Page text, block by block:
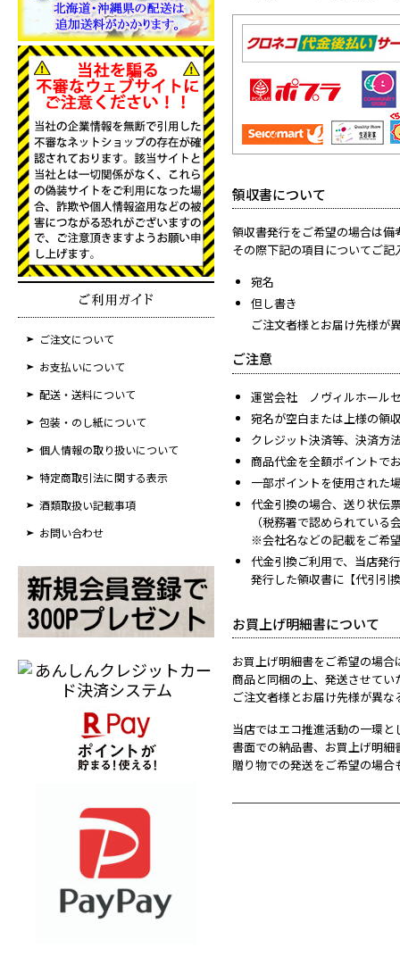
領収書について
領収書発行をご希望の場合は備
その際下記の項目についてご記
宛名
但し書き
ご注文者様とお届け先様が
ご注意
運営会社 ノヴィルホール
宛名が空白または上様の領
クレジット決済等、決済方
商品代金を全額ポイントで
一部ポイントを使用された
代金引換の場合、送り状伝
（税務署で認められてい
※会社名などの記載をご希
代金引換ご利用で、当店発
発行した領収書に【代引引
お買上げ明細書について
お買上げ明細書をご希望の場合
商品と同梱の上、発送させてい
ご注文者様とお届け先様が異
当店ではエコ推進活動の一環
書面での納品書、お買上げ明
贈り物での発送をご希望の場
ご注文について
お支払いについて
配送・送料について
包装・のし紙について
個人情報の取り扱いについて
特定商取引法に関する表示
酒類取扱い記載事項
お問い合わせ